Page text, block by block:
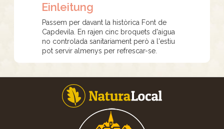
Einleitung
Passem per davant la històrica Font de
Capdevila. En rajen cinc broquets d'aigua
no controlada sanitariament però a l'estiu
pot servir almenys per refrescar-se.